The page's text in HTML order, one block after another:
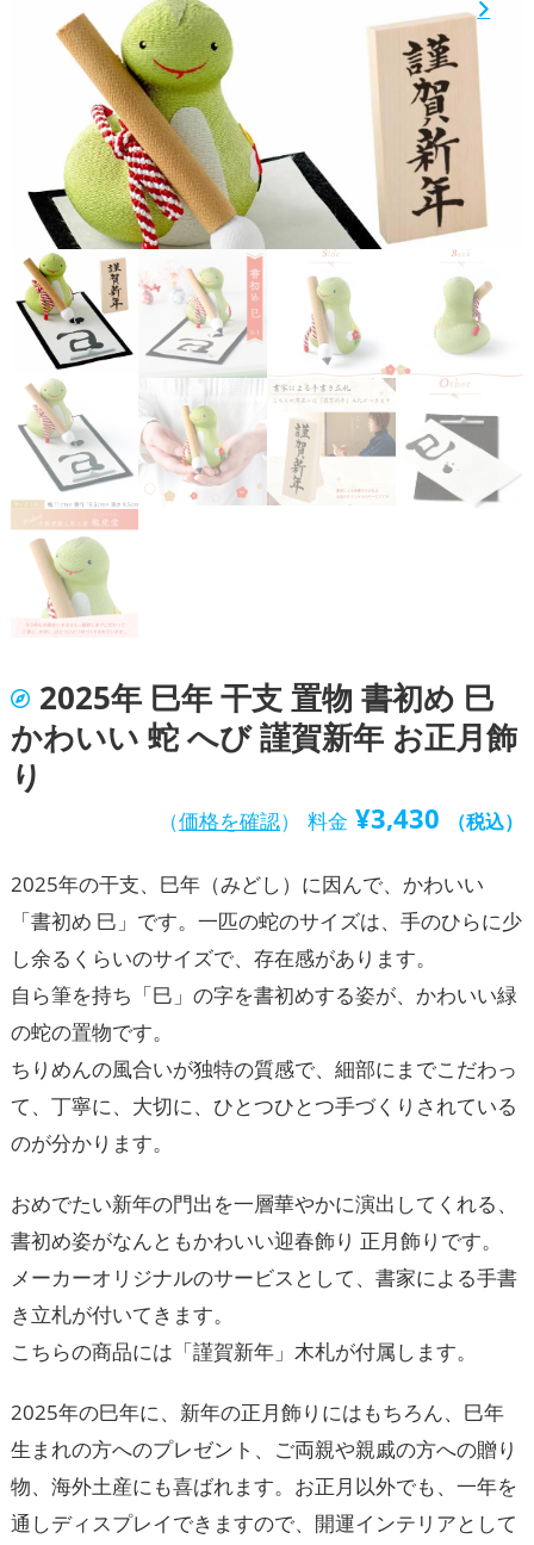
2025年 巳年 干支 置物 書初め 巳
かわいい 蛇 へび 謹賀新年 お正月飾
り
（価格を確認） 料金 ¥3,430 （税込）
2025年の干支、巳年（みどし）に因んで、かわいい
「書初め 巳」です。一匹の蛇のサイズは、手のひらに少
し余るくらいのサイズで、存在感があります。
自ら筆を持ち「巳」の字を書初めする姿が、かわいい緑
の蛇の置物です。
ちりめんの風合いが独特の質感で、細部にまでこだわっ
て、丁寧に、大切に、ひとつひとつ手づくりされている
のが分かります。
おめでたい新年の門出を一層華やかに演出してくれる、
書初め姿がなんともかわいい迎春飾り 正月飾りです。
メーカーオリジナルのサービスとして、書家による手書
き立札が付いてきます。
こちらの商品には「謹賀新年」木札が付属します。
2025年の巳年に、新年の正月飾りにはもちろん、巳年
生まれの方へのプレゼント、ご両親や親戚の方への贈り
物、海外土産にも喜ばれます。お正月以外でも、一年を
通しディスプレイできますので、開運インテリアとして